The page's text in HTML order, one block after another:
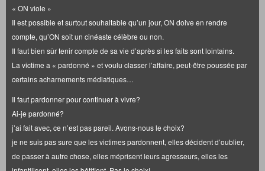
« ON viole »
Il est possible et surtout souhaitable qu’un jour, ON doive en rendre
compte, qu’ON soit un cinéaste célèbre ou non.
Il faut bien sûr tenir compte de sa vie d’après si les faits sont lointains.
La victime a « pardonné » et voulu classer l’affaire, peut-être poussée par
certains acharnements médiatiques…
Il faut pardonner pour continuer à vivre?
Ai-je pardonné?
j’ai fait avec, ce n’est pas pareil. Avons-nous le choix?
je ne suis pas sure que les victimes pardonnent, elles décident d’oublier,
de passer à autre chose, elles méprisent leurs agresseurs, elles les